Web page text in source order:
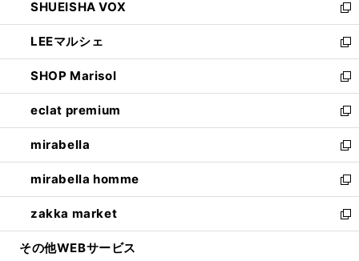
で
開
く
ド
ウ
で
開
く
ィ
ン
ド
ウ
で
開
く
い
ウ
ィ
ン
ド
ウ
で
開
く
SHUEISHA VOX
新
し
い
ウ
ィ
ン
ド
ウ
で
開
く
LEEマルシェ
新
し
い
ウ
ィ
ン
ド
ウ
で
開
く
SHOP Marisol
新
し
い
ウ
ィ
ン
ド
ウ
で
開
eclat premium
新
し
い
ウ
ィ
ン
ド
ウ
mirabella
新
し
い
ウ
ィ
ン
mirabella homme
新
し
い
ウ
zakka market
新
し
その他WEBサービス